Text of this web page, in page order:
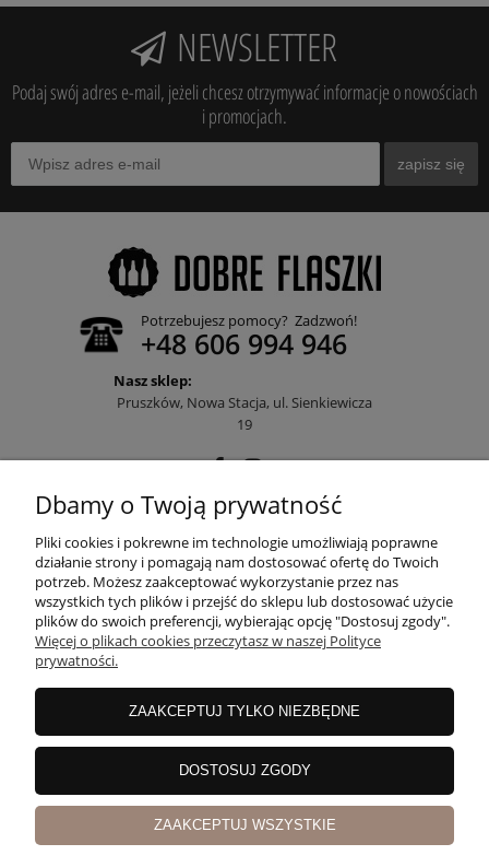
NEWSLETTER
Podaj swój adres e-mail, jeżeli chcesz otrzymywać informacje o nowościach
i promocjach.
zapisz się
Potrzebujesz pomocy? Zadzwoń!
+48 606 994 946
Nasz sklep:
Pruszków, Nowa Stacja, ul. Sienkiewicza
19
POMOC
MOJE KONTO
PŁATNOŚCI I DOSTAWA
INFORMACJE
O NAS
Dbamy o Twoją prywatność
Pliki cookies i pokrewne im technologie umożliwiają poprawne
działanie strony i pomagają nam dostosować ofertę do Twoich
potrzeb. Możesz zaakceptować wykorzystanie przez nas
wszystkich tych plików i przejść do sklepu lub dostosować użycie
plików do swoich preferencji, wybierając opcję "Dostosuj zgody".
Więcej o plikach cookies przeczytasz w naszej Polityce
prywatności.
ZAAKCEPTUJ TYLKO NIEZBĘDNE
DOSTOSUJ ZGODY
ZAAKCEPTUJ WSZYSTKIE